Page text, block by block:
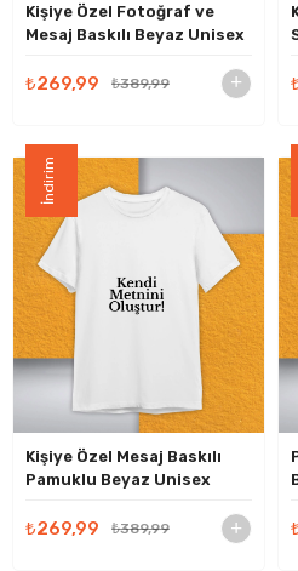
Kişiye Özel Fotoğraf ve
Mesaj Baskılı Beyaz Unisex
Baskılı Tişört
₺269,99 ₺389,99
Kişiye Özel Mesaj Baskılı
Pamuklu Beyaz Unisex
Baskılı Tişört
₺269,99 ₺389,99
İndirim